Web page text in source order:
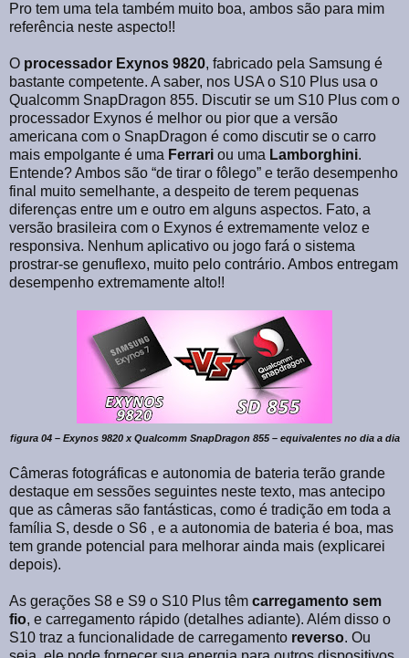
Pro tem uma tela também muito boa, ambos são para mim
referência neste aspecto!!
O processador Exynos 9820, fabricado pela Samsung é
bastante competente. A saber, nos USA o S10 Plus usa o
Qualcomm SnapDragon 855. Discutir se um S10 Plus com o
processador Exynos é melhor ou pior que a versão
americana com o SnapDragon é como discutir se o carro
mais empolgante é uma Ferrari ou uma Lamborghini.
Entende? Ambos são “de tirar o fôlego” e terão desempenho
final muito semelhante, a despeito de terem pequenas
diferenças entre um e outro em alguns aspectos. Fato, a
versão brasileira com o Exynos é extremamente veloz e
responsiva. Nenhum aplicativo ou jogo fará o sistema
prostrar-se genuflexo, muito pelo contrário. Ambos entregam
desempenho extremamente alto!!
figura 04 – Exynos 9820 x Qualcomm SnapDragon 855 – equivalentes no dia a dia
Câmeras fotográficas e autonomia de bateria terão grande
destaque em sessões seguintes neste texto, mas antecipo
que as câmeras são fantásticas, como é tradição em toda a
família S, desde o S6 , e a autonomia de bateria é boa, mas
tem grande potencial para melhorar ainda mais (explicarei
depois).
As gerações S8 e S9 o S10 Plus têm carregamento sem
fio, e carregamento rápido (detalhes adiante). Além disso o
S10 traz a funcionalidade de carregamento reverso. Ou